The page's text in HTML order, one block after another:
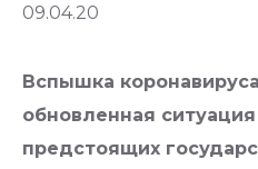
09.04.20
Вспышка
обновленная
предстоящих